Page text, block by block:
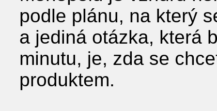
podle plánu, na který
a jediná otázka, která
minutu, je, zda se
produktem.